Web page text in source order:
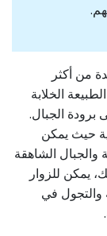
من أكثر
الخلابة
برودة الجبال.
حيث يمكن
والجبال الشاهقة
يمكن للزوار
والتجول في